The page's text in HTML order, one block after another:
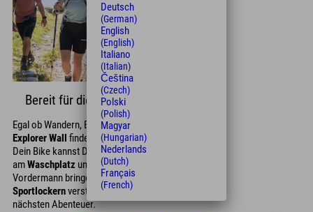
Bereit für die Trails?
Egal ob Wandern, Biken oder Klettern, an unserer
Explorer Wall
findest Du die besten
Dein Bike kannst Du nach einem Matsch-Date
amWaschplatz und an derWerkbank
Vordermann bringen. ImBike-Keller
Sportlockernverstaust Du es sicher bis zum
nächsten Abenteuer.
Deutsch
(German)
English
(English)
Italiano
(Italian)
Čeština
(Czech)
Polski
(Polish)
Magyar
(Hungarian)
Nederlands
(Dutch)
Français
(French)